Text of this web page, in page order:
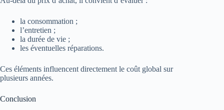
la consommation ;
l’entretien ;
la durée de vie ;
les éventuelles réparations.
Ces éléments influencent directement le coût global sur
plusieurs années.
Conclusion